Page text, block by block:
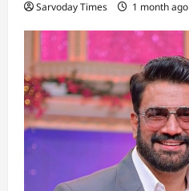
Sarvoday Times 1 month ago